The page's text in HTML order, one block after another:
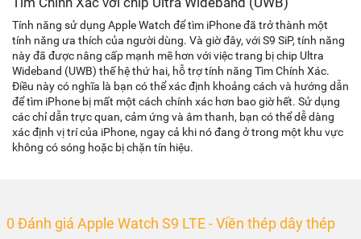
Tính năng sử dụng Apple Watch để tìm iPhone đã trở thành một
tính năng ưa thích của người dùng. Và giờ đây, với S9 SiP, tính năng
này đã được nâng cấp mạnh mẽ hơn với việc trang bị chip Ultra
Wideband (UWB) thế hệ thứ hai, hỗ trợ tính năng Tìm Chính Xác.
Điều này có nghĩa là bạn có thể xác định khoảng cách và hướng dẫn
để tìm iPhone bị mất một cách chính xác hơn bao giờ hết. Sử dụng
các chỉ dẫn trực quan, cảm ứng và âm thanh, bạn có thể dễ dàng
xác định vị trí của iPhone, ngay cả khi nó đang ở trong một khu vực
không có sóng hoặc bị chặn tín hiệu.
0 Đánh giá Apple Watch S9 LTE - Viền thép dây thép